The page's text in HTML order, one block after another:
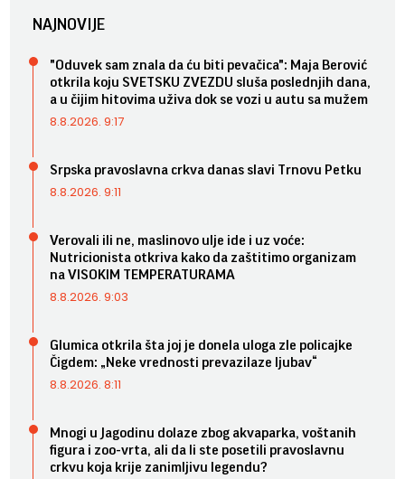
NAJNOVIJE
"Oduvek sam znala da ću biti pevačica": Maja Berović
otkrila koju SVETSKU ZVEZDU sluša poslednjih dana,
a u čijim hitovima uživa dok se vozi u autu sa mužem
8.8.2026. 9:17
Srpska pravoslavna crkva danas slavi Trnovu Petku
8.8.2026. 9:11
Verovali ili ne, maslinovo ulje ide i uz voće:
Nutricionista otkriva kako da zaštitimo organizam
na VISOKIM TEMPERATURAMA
8.8.2026. 9:03
Glumica otkrila šta joj je donela uloga zle policajke
Čigdem: „Neke vrednosti prevazilaze ljubav“
8.8.2026. 8:11
Mnogi u Jagodinu dolaze zbog akvaparka, voštanih
figura i zoo-vrta, ali da li ste posetili pravoslavnu
crkvu koja krije zanimljivu legendu?